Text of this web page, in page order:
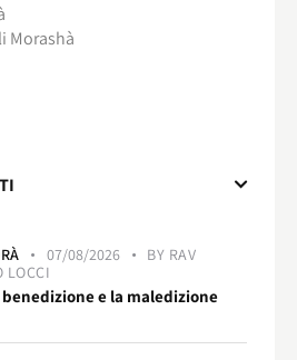
Morashà
07/08/2026 BY RAV
LOCCI
benedizione e la maledizione